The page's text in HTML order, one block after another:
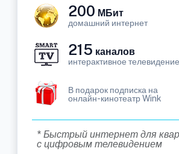
200 МБит
домашний интернет
215 каналов
интерактивное телевидение
В подарок подписка на
онлайн-кинотеатр Wink
* Быстрый интернет для
с цифровым телевидением